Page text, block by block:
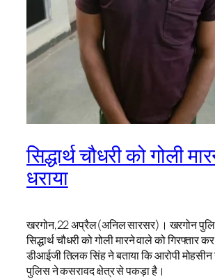
सिद्धार्थ चौधरी को गोली
धराया
खरगोन,22 अप्रैल(अनिल सारसर)। खरगोन
सिद्धार्थ चौधरी को गोली मारने वाले को गिरफ्तार
डीआईजी तिलक सिंह ने बताया कि आरोपी मोहसीन
पुलिस ने कसरावद क्षेत्र से पकड़ा है।